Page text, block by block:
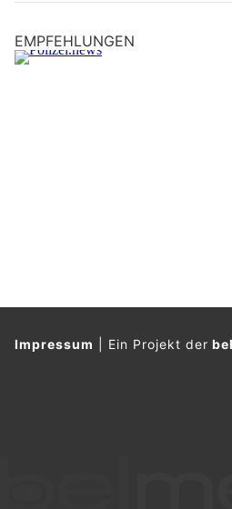
EMPFEHLUNGEN
Impressum Ein Projekt der